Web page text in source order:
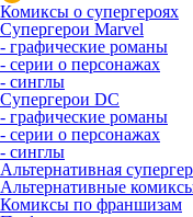
Комиксы о супергероях
Супергерои Marvel
- графические романы
- серии о персонажах
- синглы
Супергерои DC
- графические романы
- серии о персонажах
- синглы
Альтернативная
Альтернативные
Комиксы по франшизам